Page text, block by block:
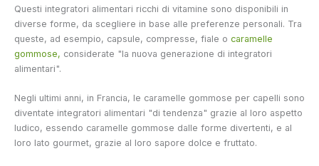
Questi integratori alimentari ricchi di vitamine sono disponibili in
diverse forme, da scegliere in base alle preferenze personali. Tra
queste, ad esempio, capsule, compresse, fiale o caramelle
gommose, considerate "la nuova generazione di integratori
alimentari".
Negli ultimi anni, in Francia, le caramelle gommose per capelli sono
diventate integratori alimentari "di tendenza" grazie al loro aspetto
ludico, essendo caramelle gommose dalle forme divertenti, e al
loro lato gourmet, grazie al loro sapore dolce e fruttato.